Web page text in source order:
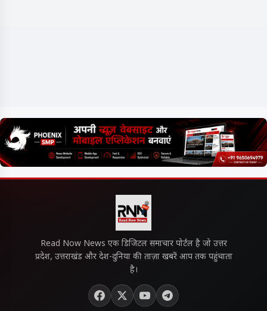
Read Now News एक डिजिटल समाचार पोर्टल है जो उत्तर
प्रदेश, उत्तराखंड और देश-दुनिया की ताज़ा खबरें आप तक पहुंचाता
है।